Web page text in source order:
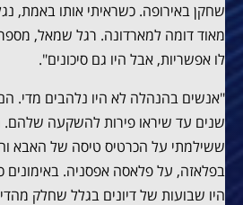
שחקן באירופה. כשראיתי אותו באמת,
לו אפשריות, אבל היו גם סיכונים".
שנים עד שיראו פירות להשקעה שלהם.
ששילמתי על הכרטיס טיסה של האבא
בפלאזה, על פלאסה אפסניה. באימונים
היו שבועות של דיונים בגלל שחלק